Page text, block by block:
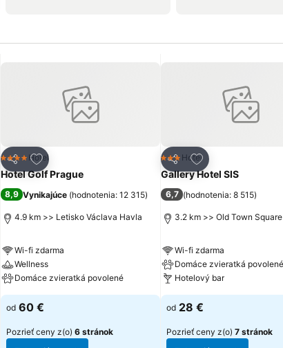
Zdieľať
Pridať do obľúbených
4 Počet hviezdičiek
Hotel
Hotel Golf Prague
8,9 Vynikajúce (hodnotenia: 12 315)
4.9 km >> Letisko Václava Havla
Wi-fi zdarma
Wellness
Domáce zvieratká povolené
od 60 €
Pozrieť ceny z(o) 6 stránok
Zdieľať
Pridať do
3 Počet hviezdičiek
Hotel
Gallery Hotel SIS
6,7 (hodnotenia: 8 515)
3.2 km >> Old Town Square
Wi-fi zdarma
Domáce zvieratká povolené
Hotelový bar
od 28 €
Pozrieť ceny z(o) 7 stránok